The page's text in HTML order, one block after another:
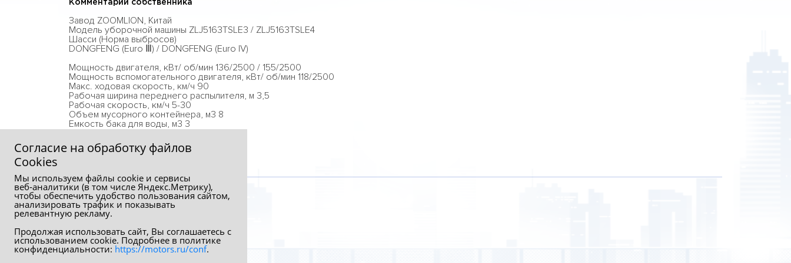
Комментарий собственника
Завод ZOOMLION, Китай
Модель уборочной машины ZLJ5163TSLE3 / ZLJ5163TSLE4
Шасси (Норма выбросов)
DONGFENG (Euro Ⅲ) / DONGFENG (Euro IV)
Мощность двигателя, кВт/ об/мин 136/2500 / 155/2500
Мощность вспомогательного двигателя, кВт/ об/мин 118/2500
Макс. ходовая скорость, км/ч 90
Рабочая ширина переднего распылителя, м 3,5
Рабочая скорость, км/ч 5-30
Объем мусорного контейнера, м3 8
Емкость бака для воды, м3 3
Согласие на обработку файлов
Сookies
Мы используем файлы cookie и сервисы
веб‑аналитики (в том числе Яндекс.Метрику),
чтобы обеспечить удобство пользования сайтом,
анализировать трафик и показывать
релевантную рекламу.
Продолжая использовать сайт, Вы соглашаетесь с
использованием cookie. Подробнее в политике
конфиденциальности: https://motors.ru/conf.